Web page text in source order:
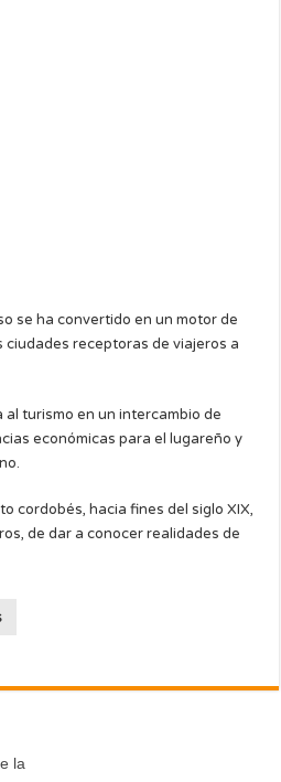
se ha convertido en un motor de
ciudades receptoras de viajeros a
al turismo en un intercambio de
económicas para el lugareño y
cordobés, hacia fines del siglo XIX,
de dar a conocer realidades de
la